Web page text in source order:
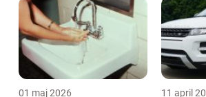
01 maj 2026 11 april